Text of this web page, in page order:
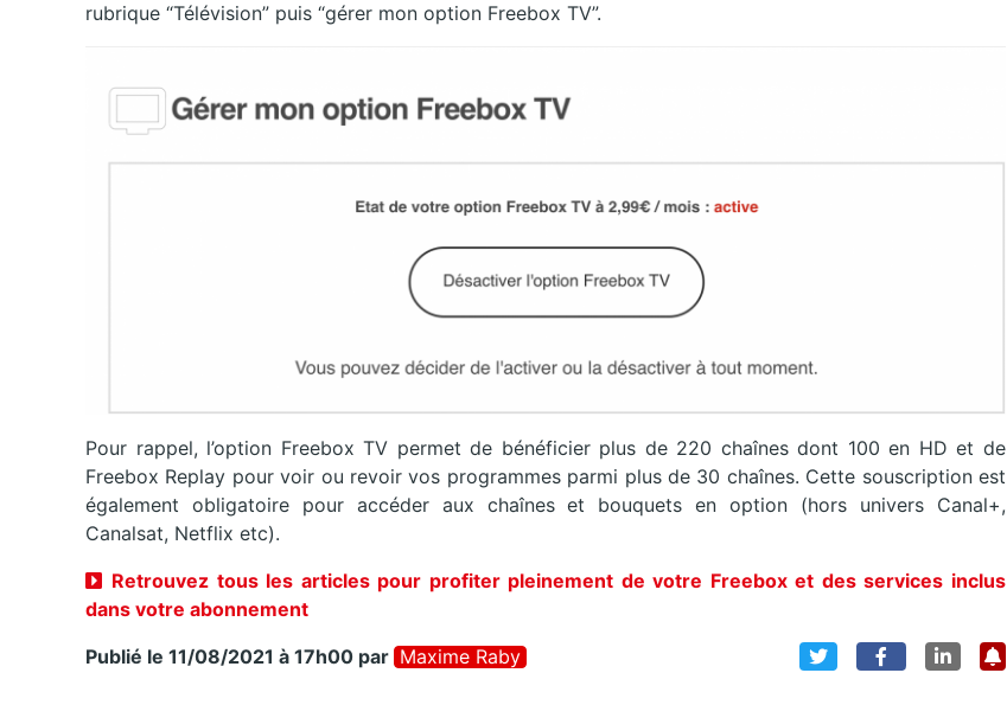
rubrique “Télévision” puis “gérer mon option Freebox TV”.
Pour rappel, l’option Freebox TV permet de bénéficier plus de 220 chaînes dont 100 en HD et de
Freebox Replay pour voir ou revoir vos programmes parmi plus de 30 chaînes. Cette souscription est
également obligatoire pour accéder aux chaînes et bouquets en option (hors univers Canal+,
Canalsat, Netflix etc).
Retrouvez tous les articles pour profiter pleinement de votre Freebox et des services inclus
dans votre abonnement
Publié le 11/08/2021 à 17h00 par Maxime Raby